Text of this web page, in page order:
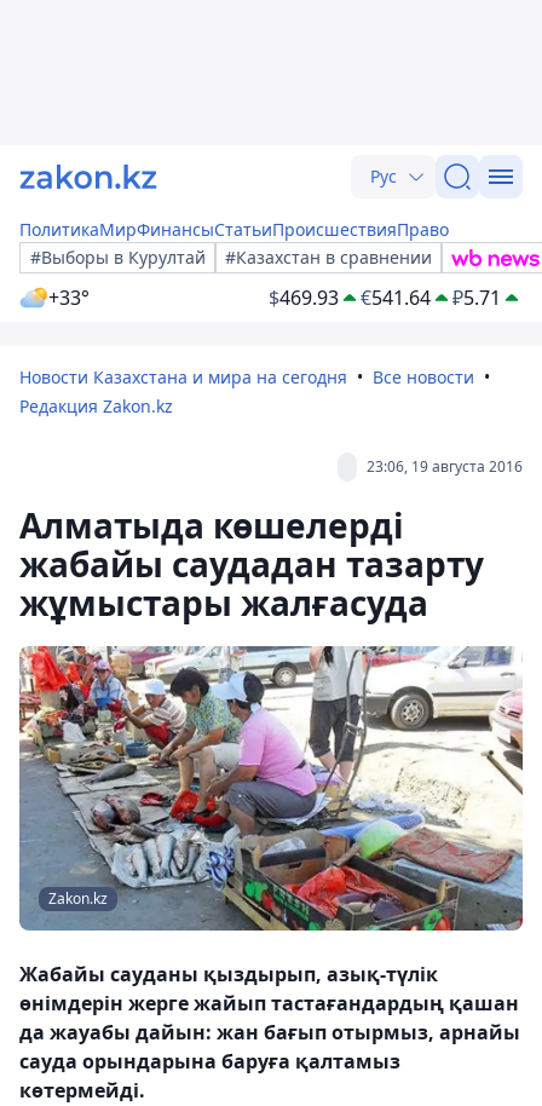
Рус
ПолитикаМирФинансыСтатьиПроисшествияПраво
#Выборы в Курултай
#Казахстан в сравнении
+33° $469.93 €541.64 ₽5.71
Новости Казахстана и мира на сегодня
Все новости
Редакция Zakon.kz
23:06, 19 августа 2016
Алматыда көшелерді
жабайы саудадан тазарту
жұмыстары жалғасуда
Zakon.kz
Жабайы сауданы қыздырып, азық-түлік
өнімдерін жерге жайып тастағандардың қашан
да жауабы дайын: жан бағып отырмыз, арнайы
сауда орындарына баруға қалтамыз
көтермейді.